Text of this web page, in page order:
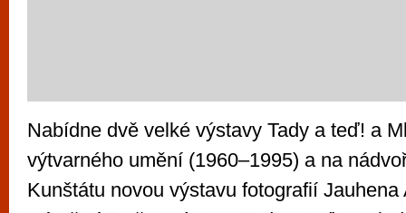
Nabídne dvě velké výstavy Tady a teď! a
výtvarného umění (1960–1995) a na
Kunštátu novou výstavu fotografií Jauhena